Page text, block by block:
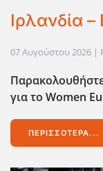
Ιρλανδία
07 Αυγούστου 2026 |
για το Women
ΠΕΡΙΣΣΌΤΕΡΑ...